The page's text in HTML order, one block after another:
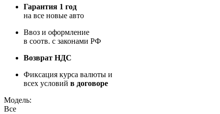
Гарантия 1 год
на все новые авто
Ввоз и оформление
в соотв. с законами РФ
Возврат НДС
Фиксация курса валюты и
всех условий в договоре
Модель:
Все